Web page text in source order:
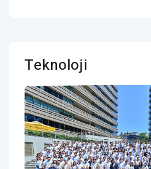
Teknoloji